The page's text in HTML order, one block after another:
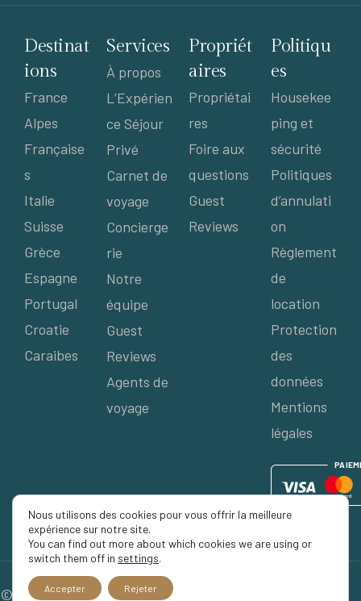
Destinat
ions
France
Alpes
Française
s
Italie
Suisse
Grèce
Espagne
Portugal
Croatie
Caraibes
Services
À propos
L’Expérien
ce Séjour
Privé
Carnet de
voyage
Concierge
rie
Notre
équipe
Guest
Reviews
Agents de
voyage
Propriét
aires
Propriétai
res
Foire aux
questions
Guest
Reviews
Politiqu
es
Housekee
ping et
sécurité
Politiques
d’annulati
on
Règlement
de
location
Protection
des
données
Mentions
légales
PAIEM
© 2026 Séjour Privé, Tous droits réservés.
Nous utilisons des cookies pour vous offrir la meilleure
expérience sur notre site.
You can find out more about which cookies we are using or
switch them off in settings.
Accepter Rejeter